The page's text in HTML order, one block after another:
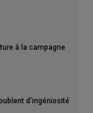
à la campagne
d'ingéniosité